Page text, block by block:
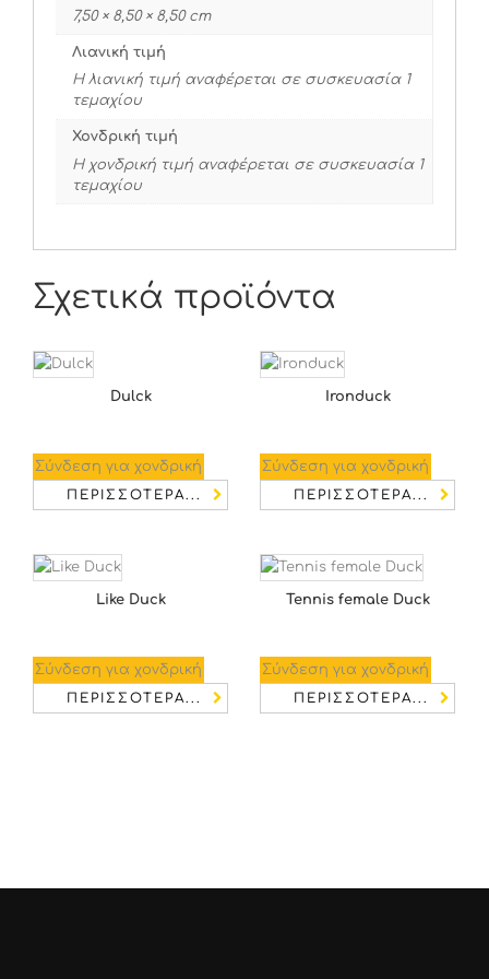
7,50 × 8,50 × 8,50 cm
Λιανική τιμή
Η λιανική τιμή αναφέρεται σε συσκευασία 1
τεμαχίου
Χονδρική τιμή
Η χονδρική τιμή αναφέρεται σε συσκευασία 1
τεμαχίου
Σχετικά προϊόντα
Dulck
Σύνδεση για χονδρική
ΠΕΡΙΣΣΌΤΕΡΑ...
Ironduck
Σύνδεση για χονδρική
ΠΕΡΙΣΣΌΤΕΡΑ...
Like Duck
Σύνδεση για χονδρική
ΠΕΡΙΣΣΌΤΕΡΑ...
Tennis female Duck
Σύνδεση για χονδρική
ΠΕΡΙΣΣΌΤΕΡΑ...